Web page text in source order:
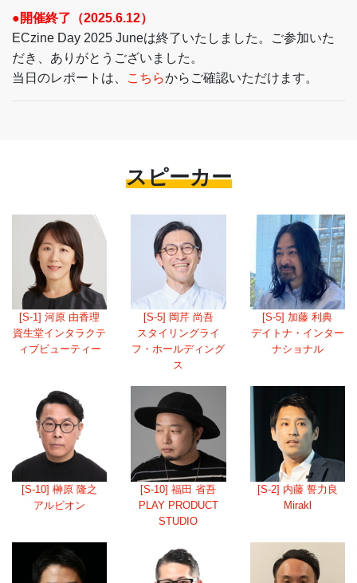
●開催終了（2025.6.12）
ECzine Day 2025 Juneは終了いたしました。ご参加いた
だき、ありがとうございました。
当日のレポートは、
こちらからご確認いただけます。
スピーカー
[S-1] 河原 由香理
資生堂インタラクテ
ィブビューティー
[S-5] 岡芹 尚吾
スタイリングライ
フ・ホールディング
ス
[S-5] 加藤 利典
デイトナ・インター
ナショナル
[S-10] 榊原 隆之
アルビオン
[S-10] 福田 省吾
PLAY PRODUCT
STUDIO
[S-2] 内藤 誓力良
Mirakl